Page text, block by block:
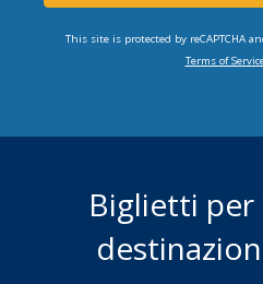
This site is protected by reCAPTCHA
Terms of
Biglietti